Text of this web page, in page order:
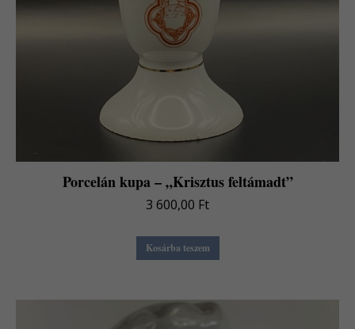
Porcelán kupa – „Krisztus feltámadt”
3 600,00 Ft
Kosárba teszem